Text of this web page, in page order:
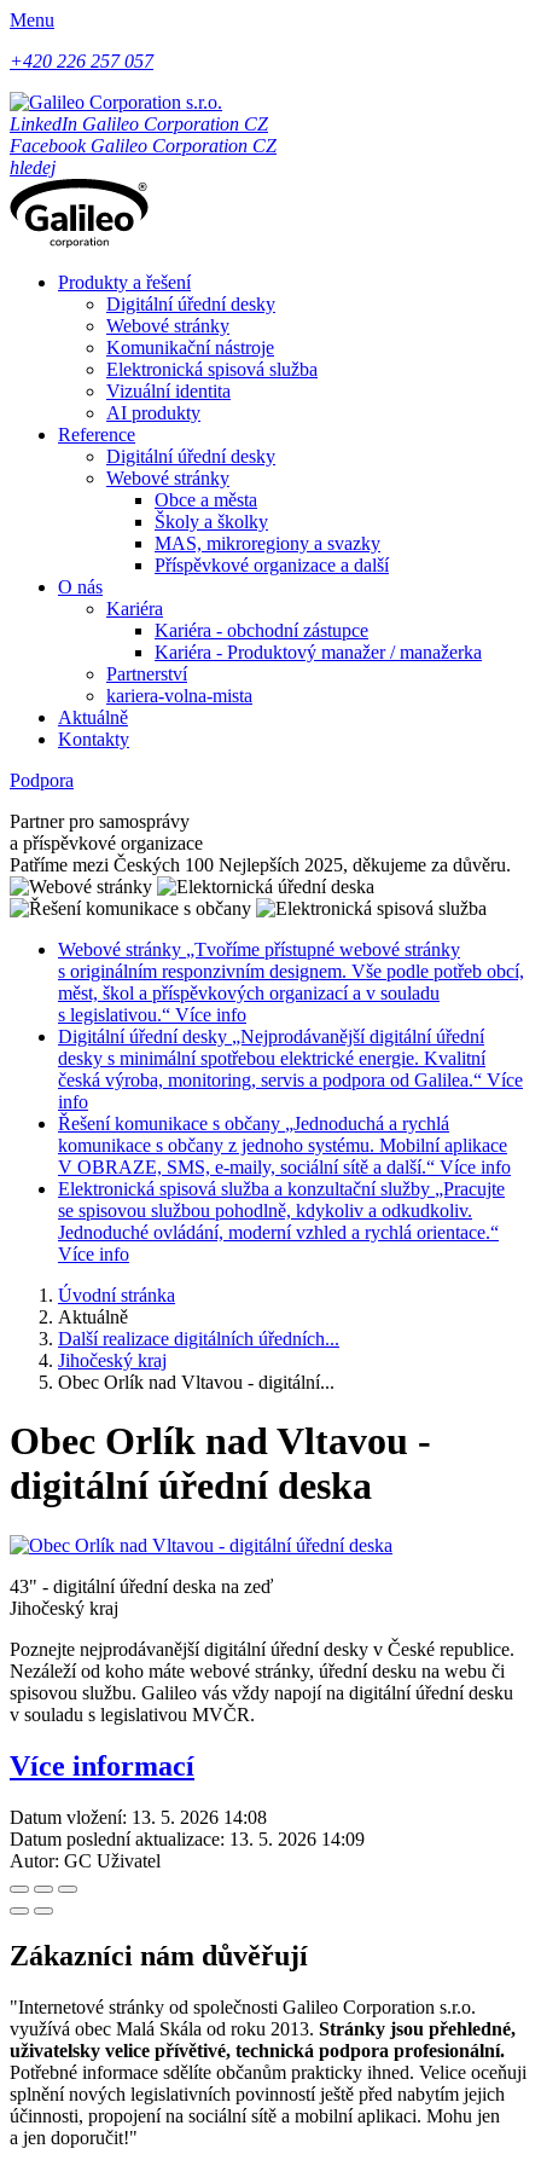
Menu
+420 226 257 057
LinkedIn Galileo Corporation CZ
Facebook Galileo Corporation CZ
hledej
Produkty a řešení
Digitální úřední desky
Webové stránky
Komunikační nástroje
Elektronická spisová služba
Vizuální identita
AI produkty
Reference
Digitální úřední desky
Webové stránky
Obce a města
Školy a školky
MAS, mikroregiony a svazky
Příspěvkové organizace a další
O nás
Kariéra
Kariéra - obchodní zástupce
Kariéra - Produktový manažer / manažerka
Partnerství
kariera-volna-mista
Aktuálně
Kontakty
Podpora
Partner pro samosprávy
a příspěvkové organizace
Patříme mezi Českých 100 Nejlepších 2025, děkujeme za důvěru.
Webové stránky „Tvoříme přístupné webové stránky
s originálním responzivním designem. Vše podle potřeb obcí,
měst, škol a příspěvkových organizací a v souladu
s legislativou.“ Více info
Digitální úřední desky „Nejprodávanější digitální úřední
desky s minimální spotřebou elektrické energie. Kvalitní
česká výroba, monitoring, servis a podpora od Galilea.“ Více
info
Řešení komunikace s občany „Jednoduchá a rychlá
komunikace s občany z jednoho systému. Mobilní aplikace
V OBRAZE, SMS, e-maily, sociální sítě a další.“ Více info
Elektronická spisová služba a konzultační služby „Pracujte
se spisovou službou pohodlně, kdykoliv a odkudkoliv.
Jednoduché ovládání, moderní vzhled a rychlá orientace.“
Více info
Úvodní stránka
Aktuálně
Další realizace digitálních úředních...
Jihočeský kraj
Obec Orlík nad Vltavou - digitální...
Obec Orlík nad Vltavou -
digitální úřední deska
43" - digitální úřední deska na zeď
Jihočeský kraj
Poznejte nejprodávanější digitální úřední desky v České republice.
Nezáleží od koho máte webové stránky, úřední desku na webu či
spisovou službu. Galileo vás vždy napojí na digitální úřední desku
v souladu s legislativou MVČR.
Více informací
Datum vložení: 13. 5. 2026 14:08
Datum poslední aktualizace: 13. 5. 2026 14:09
Autor: GC Uživatel
Zákazníci nám důvěřují
"Internetové stránky od společnosti Galileo Corporation s.r.o.
využívá obec Malá Skála od roku 2013. Stránky jsou přehledné,
uživatelsky velice přívětivé, technická podpora profesionální.
Potřebné informace sdělíte občanům prakticky ihned. Velice oceňuji
splnění nových legislativních povinností ještě před nabytím jejich
účinnosti, propojení na sociální sítě a mobilní aplikaci. Mohu jen
a jen doporučit!"